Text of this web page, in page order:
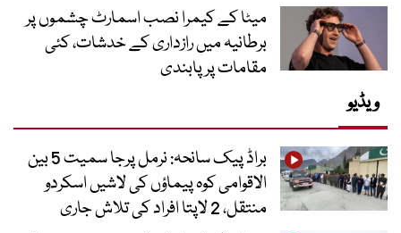
میٹا کے کیمرا نصب اسمارٹ چشموں پر
برطانیہ میں رازداری کے خدشات، کئی
مقامات پر پابندی
ویڈیو
براڈ پیک سانحہ: نرمل پرجا سمیت 5 بین
الاقوامی کوہ پیماؤں کی لاشیں اسکردو
منتقل، 2 لاپتا افراد کی تلاش جاری